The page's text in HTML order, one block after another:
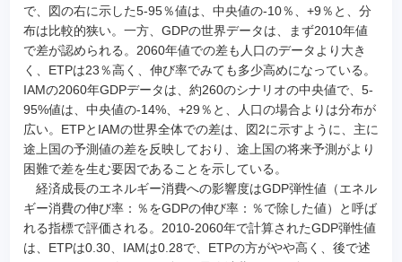
で、図の右に示した5-95％値は、中央値の-10％、+9％と、分
布は比較的狭い。一方、GDPの世界データは、まず2010年値
で差が認められる。2060年値での差も人口のデータより大き
く、ETPは23％高く、伸び率でみても多少高めになっている。
IAMの2060年GDPデータは、約260のシナリオの中央値で、5-
95%値は、中央値の-14%、+29％と、人口の場合よりは分布が
広い。ETPとIAMの世界全体での差は、図2に示すように、主に
途上国の予測値の差を反映しており、途上国の将来予測がより
困難で差を生む要因であることを示している。
経済成長のエネルギー消費への影響度はGDP弾性値（エネル
ギー消費の伸び率：％をGDPの伸び率：％で除した値）と呼ば
れる指標で評価される。2010-2060年で計算されたGDP弾性値
は、ETPは0.30、IAMは0.28で、ETPの方がやや高く、後で述